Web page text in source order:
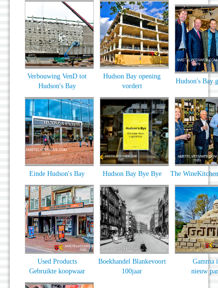
Verbouwing VenD tot
Hudson's Bay
Hudson Bay opening
vordert
Hudson's Bay
Einde Hudson's Bay Hudson Bay Bye Bye The
Used Products
Gebruikte koopwaar
Boekhandel Blankevoort
100jaar
Gamma
nieuw